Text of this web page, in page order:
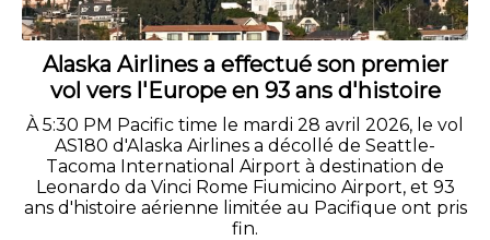
Alaska Airlines a effectué son premier
vol vers l'Europe en 93 ans d'histoire
À 5:30 PM Pacific time le mardi 28 avril 2026, le vol
AS180 d'Alaska Airlines a décollé de Seattle-
Tacoma International Airport à destination de
Leonardo da Vinci Rome Fiumicino Airport, et 93
ans d'histoire aérienne limitée au Pacifique ont pris
fin.